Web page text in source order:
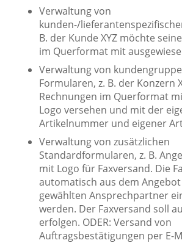
Verwaltung von
kunden-/
B. der Kunde XYZ möchte
im Querformat mit
Verwaltung von
Formularen, z. B. der Konzern
Rechnungen im Querformat
Logo versehen und mit der
Artikelnummer und eigener
Verwaltung von zusätzlichen
Standardformularen, z. B.
mit Logo für Faxversand. Die
automatisch aus dem
gewählten Ansprechpartner
werden. Der Faxversand soll
erfolgen. ODER: Versand von
Auftragsbestätigungen per E-